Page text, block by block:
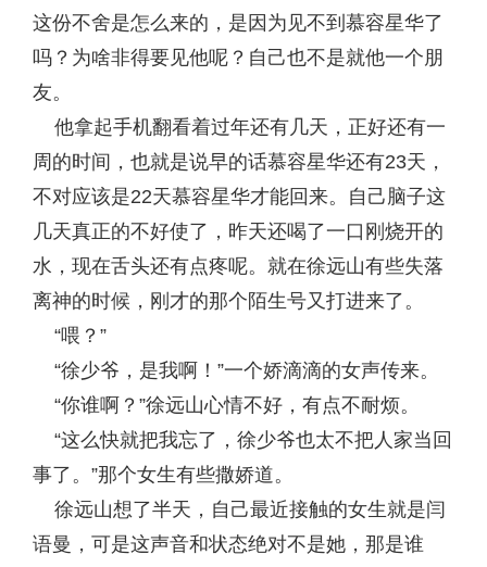
这份不舍是怎么来的，是因为见不到慕容星华了
吗？为啥非得要见他呢？自己也不是就他一个朋
友。
他拿起手机翻看着过年还有几天，正好还有一
周的时间，也就是说早的话慕容星华还有23天，
不对应该是22天慕容星华才能回来。自己脑子这
几天真正的不好使了，昨天还喝了一口刚烧开的
水，现在舌头还有点疼呢。就在徐远山有些失落
离神的时候，刚才的那个陌生号又打进来了。
“喂？”
“徐少爷，是我啊！”一个娇滴滴的女声传来。
“你谁啊？”徐远山心情不好，有点不耐烦。
“这么快就把我忘了，徐少爷也太不把人家当回
事了。”那个女生有些撒娇道。
徐远山想了半天，自己最近接触的女生就是闫
语曼，可是这声音和状态绝对不是她，那是谁